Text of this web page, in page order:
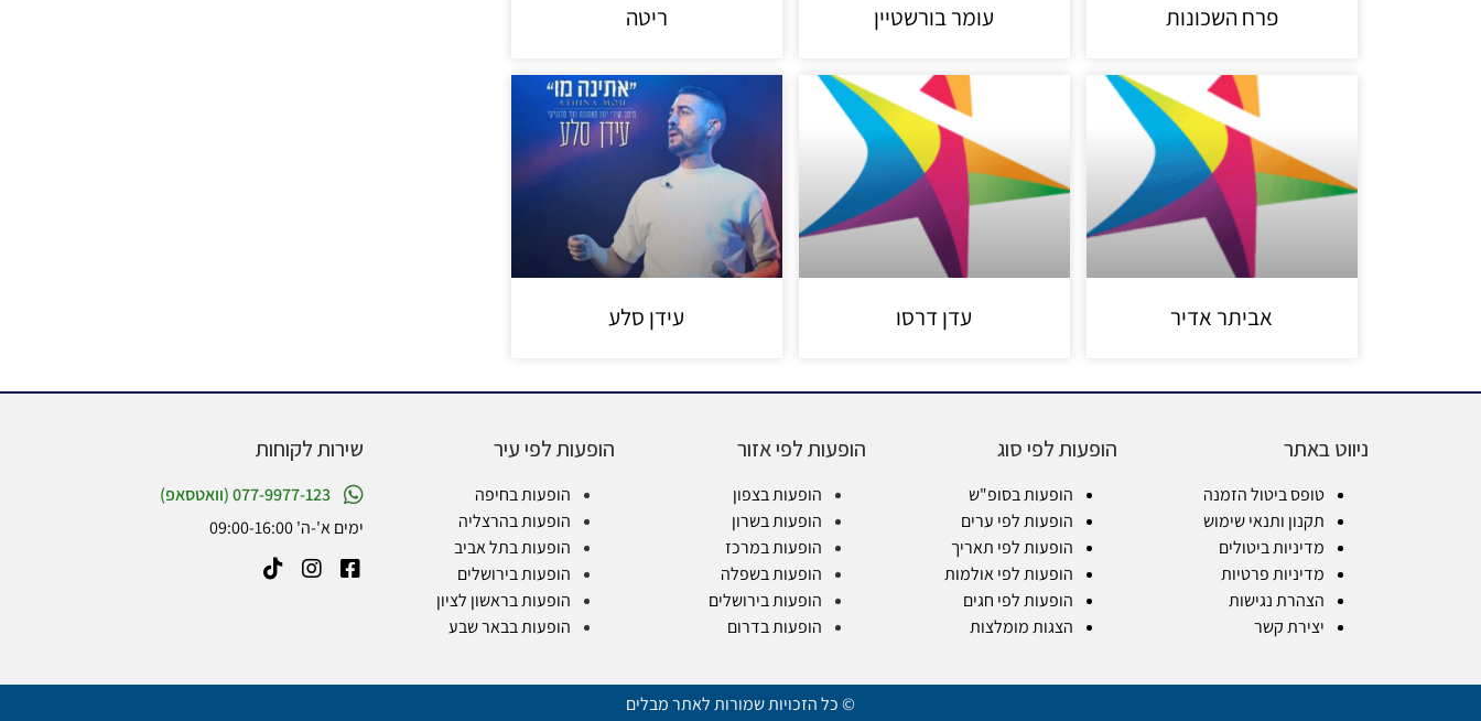
פרח השכונות עומר בורשטיין ריטה
אביתר אדיר עדן דרסו עידן סלע
ניווט באתר
טופס ביטול הזמנה
תקנון ותנאי שימוש
מדיניות ביטולים
מדיניות פרטיות
הצהרת נגישות
יצירת קשר
הופעות לפי סוג
הופעות בסופ"ש
הופעות לפי ערים
הופעות לפי תאריך
הופעות לפי אולמות
הופעות לפי חגים
הצגות מומלצות
הופעות לפי אזור
הופעות בצפון
הופעות בשרון
הופעות במרכז
הופעות בשפלה
הופעות בירושלים
הופעות בדרום
הופעות לפי עיר
הופעות בחיפה
הופעות בהרצליה
הופעות בתל אביב
הופעות בירושלים
הופעות בראשון לציון
הופעות בבאר שבע
שירות לקוחות
077-9977-123 (וואטסאפ)
ימים א'-ה' 09:00-16:00
© כל הזכויות שמורות לאתר מבלים